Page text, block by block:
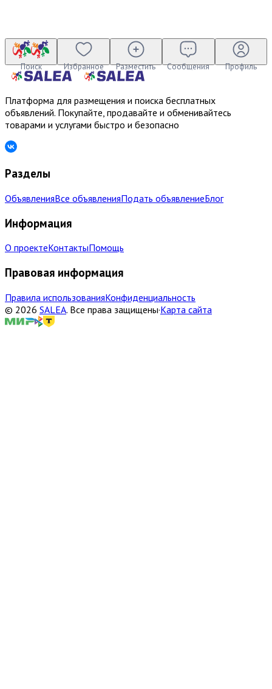
Поиск Избранное Разместить Сообщения Профиль
Платформа для размещения и поиска бесплатных
объявлений. Покупайте, продавайте и обменивайтесь
товарами и услугами быстро и безопасно
Разделы
ОбъявленияВсе объявленияПодать объявлениеБлог
Информация
О проектеКонтактыПомощь
Правовая информация
Правила использованияКонфиденциальность
© 2026 SALEA. Все права защищены·Карта сайта